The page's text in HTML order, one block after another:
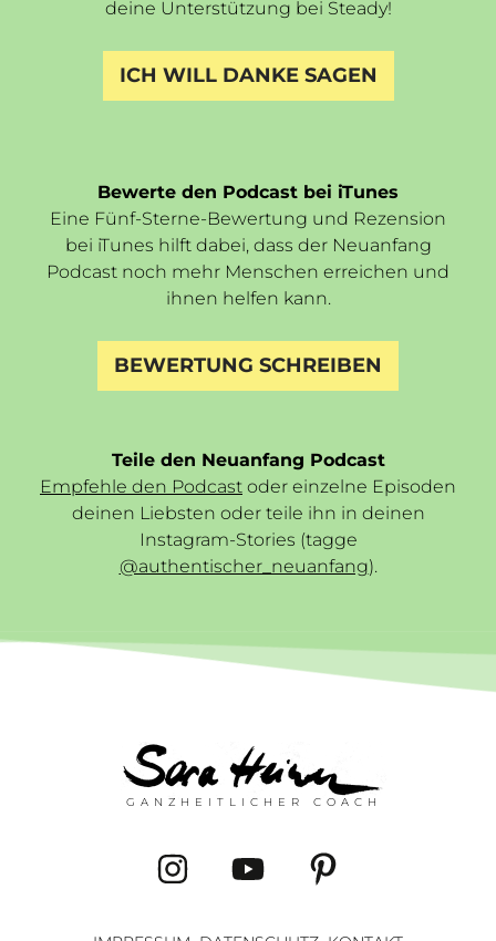
deine Unterstützung bei Steady!
ICH WILL DANKE SAGEN
Bewerte den Podcast bei iTunes
Eine Fünf-Sterne-Bewertung und Rezension
bei iTunes hilft dabei, dass der Neuanfang
Podcast noch mehr Menschen erreichen und
ihnen helfen kann.
BEWERTUNG SCHREIBEN
Teile den Neuanfang Podcast
Empfehle den Podcast oder einzelne Episoden
deinen Liebsten oder teile ihn in deinen
Instagram-Stories (tagge
@authentischer_neuanfang).
GANZHEITLICHER COACH